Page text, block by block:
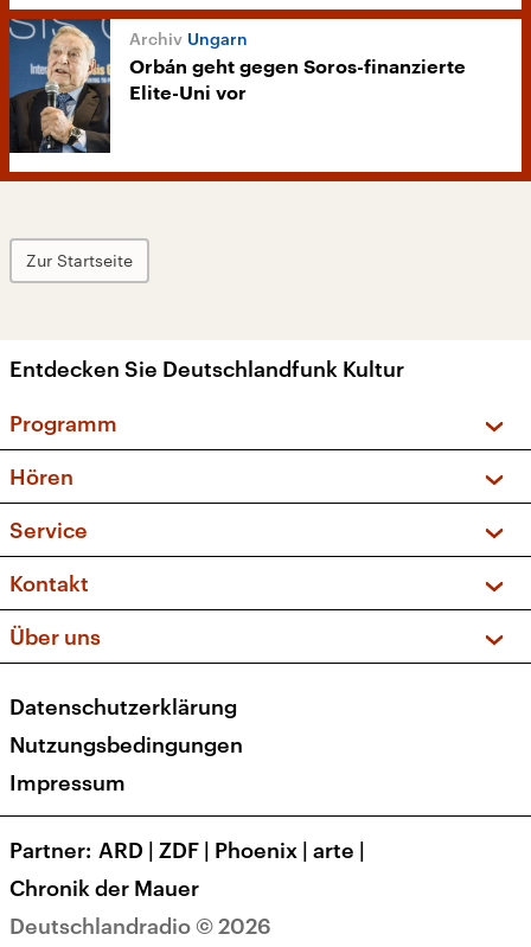
Ungarn
Orbán geht gegen Soros-finanzierte
Elite-Uni vor
Zur Startseite
Entdecken Sie Deutschlandfunk Kultur
Programm
Sendungen und Podcasts
Musikliste
Kakadu – Das Kinderprogramm
Hören
Frequenzen (UKW + DAB+)
Service
FAQ
Apps
Newsletter
Veranstaltungen
Kontakt
Social Media
Über uns
Presse
Karriere
Transparenz
Deutschlandradio © 2026
Datenschutzerklärung
Nutzungsbedingungen
Impressum
Partner ARD | ZDF | Phoenix | arte |
Chronik der Mauer